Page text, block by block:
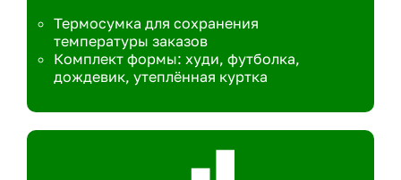
Термосумка для сохранения
температуры заказов
Комплект формы: худи, футболка,
дождевик, утеплённая куртка